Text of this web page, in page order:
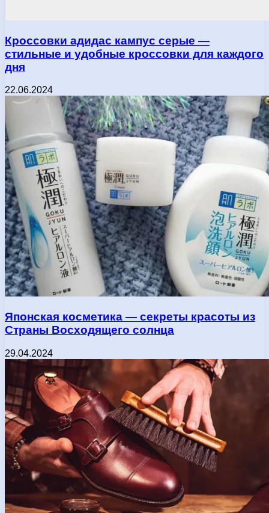
Кроссовки адидас кампус серые —
стильные и удобные кроссовки для каждого
дня
22.06.2024
Японская косметика — секреты красоты из
Страны Восходящего солнца
29.04.2024